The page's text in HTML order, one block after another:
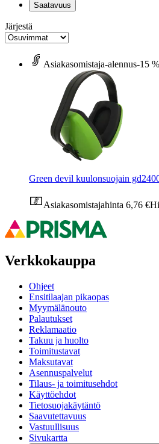
Saatavuus
Järjestä
Asiakasomistaja-alennus-15 %
Green devil kuulonsuojain
Asiakasomistajahinta 6,76 €
Verkkokauppa
Ohjeet
Ensitilaajan pikaopas
Myymälänouto
Palautukset
Reklamaatio
Takuu ja huolto
Toimitustavat
Maksutavat
Asennuspalvelut
Tilaus- ja toimitusehdot
Käyttöehdot
Tietosuojakäytäntö
Saavutettavuus
Vastuullisuus
Sivukartta